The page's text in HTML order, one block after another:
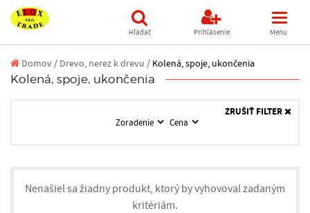
Hľadať Prihlásenie Menu
Domov/ Drevo, nerez k drevu / Kolená, spoje, ukončenia
Kolená, spoje, ukončenia
Zoradenie Cena
ZRUŠIŤ FILTER
Nenašiel sa žiadny produkt, ktorý by vyhovoval zadaným
kritériám.